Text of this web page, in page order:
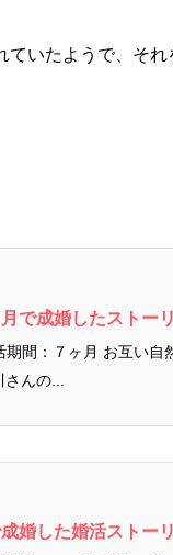
いたようで、そ
で成婚したストー
間：７ヶ月 お互い自
んの...
婚した婚活ストー